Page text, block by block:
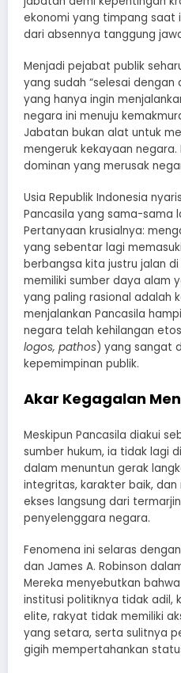
ekonomi yang timpang saat
dari absennya tanggung
​Menjadi pejabat publik
yang sudah “selesai dengan
yang hanya ingin
negara ini menuju
Jabatan bukan alat untuk
mengeruk kekayaan
dominan yang merusak
​Usia Republik Indonesia
Pancasila yang sama-sama
Pertanyaan krusialnya:
yang sebentar lagi
berbangsa kita justru jalan
memiliki sumber daya alam
yang paling rasional adalah
menjalankan Pancasila
negara telah kehilangan
logos, pathos) yang sangat
kepemimpinan publik.
​Akar Kegagalan
​Meskipun Pancasila diakui
sumber hukum, ia tidak lagi
dalam menuntun gerak
integritas, karakter baik,
ekses langsung dari
penyelenggara negara.
​Fenomena ini selaras
dan James A. Robinson
Mereka menyebutkan
institusi politiknya tidak adil,
elite, rakyat tidak memiliki
yang setara, serta sulitnya
gigih mempertahankan